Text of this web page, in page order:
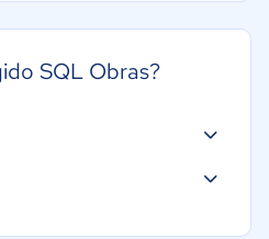
SQL Obras?